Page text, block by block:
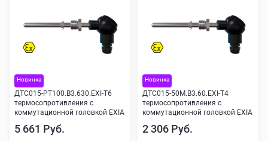
Новинка
ДТС015-РТ100.В3.630.ЕХI-Т6
термосопротивления с
коммутационной головкой EXIA
5 661 Руб.
Новинка
ДТС015-50М.В3.60.ЕХI-Т4
термосопротивления с
коммутационной головкой EXIA
2 306 Руб.